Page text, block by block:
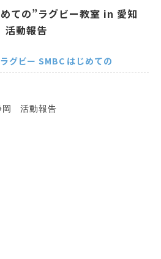
ての”ラグビー教室 in 愛知
動報告
ラグビー SMBC はじめての